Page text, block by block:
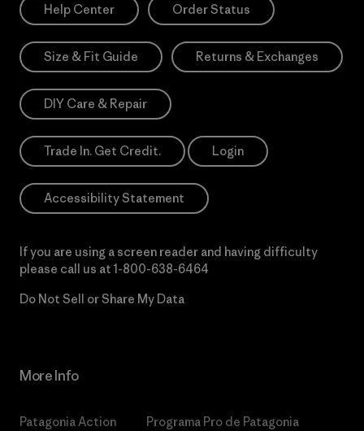
Help Center Order Status
Size & Fit Guide Returns & Exchanges
DIY Care & Repair
Trade In. Get Credit. Login
Accessibility Statement
If you are using a screen reader and having difficulty
please call us at 1-800-638-6464
Do Not Sell or Share My Data
More Info
Patagonia Action
Programa Pro de Patagonia